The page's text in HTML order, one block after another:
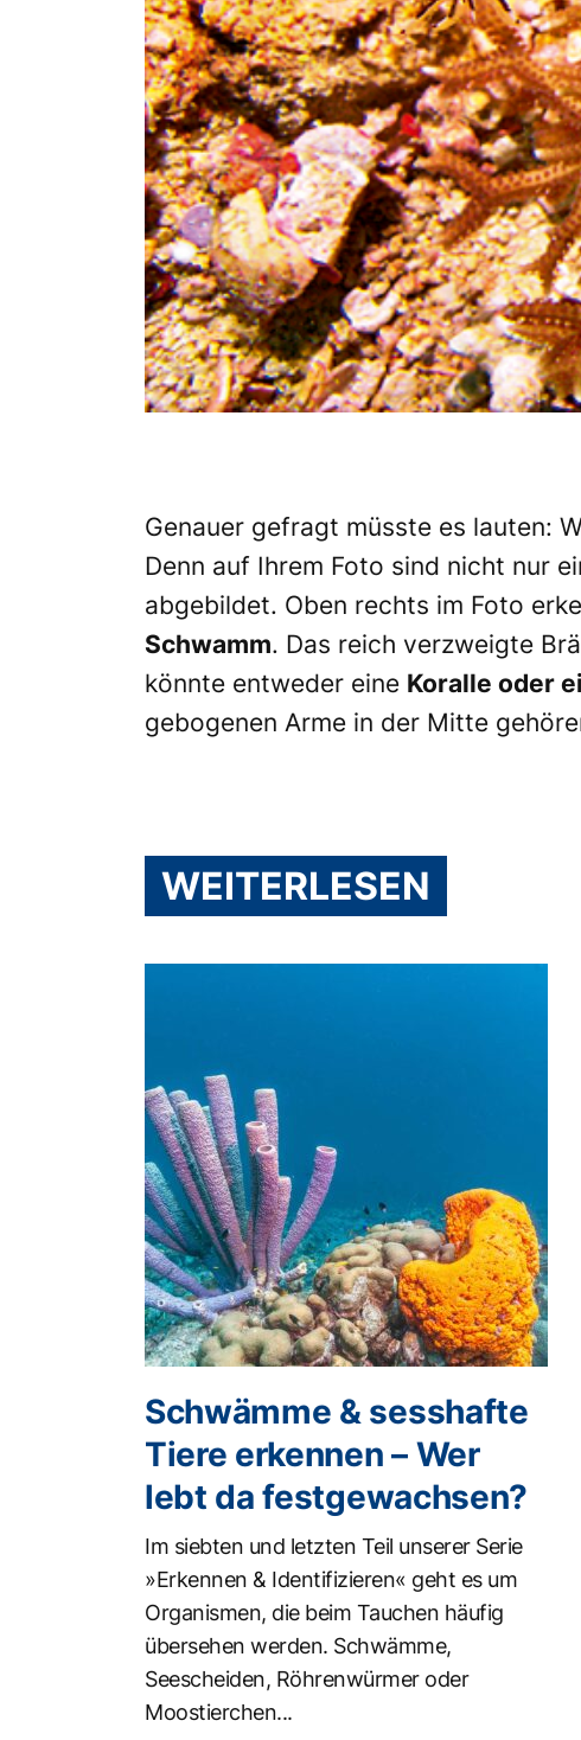
Genauer gefragt müsste es lauten:
Denn auf Ihrem Foto sind nicht nur
abgebildet. Oben rechts im Foto
Schwamm. Das reich verzweigte
könnte entweder eine Koralle oder
gebogenen Arme in der Mitte
WEITERLESEN
Schwämme & sesshafte
Tiere erkennen – Wer
lebt da festgewachsen?
Im siebten und letzten Teil unserer Serie
»Erkennen & Identifizieren« geht es um
Organismen, die beim Tauchen häufig
übersehen werden. Schwämme,
Seescheiden, Röhrenwürmer oder
Moostierchen...